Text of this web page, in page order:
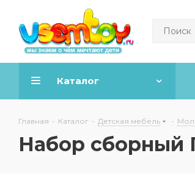
Каталог
Главная - Каталог - Детская мебель -
Набор сборный